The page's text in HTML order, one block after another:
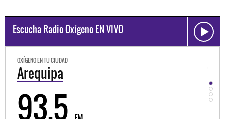
Escucha Radio Oxígeno EN VIVO
OXÍGENO EN TU CIUDAD
Trujillo
98.3